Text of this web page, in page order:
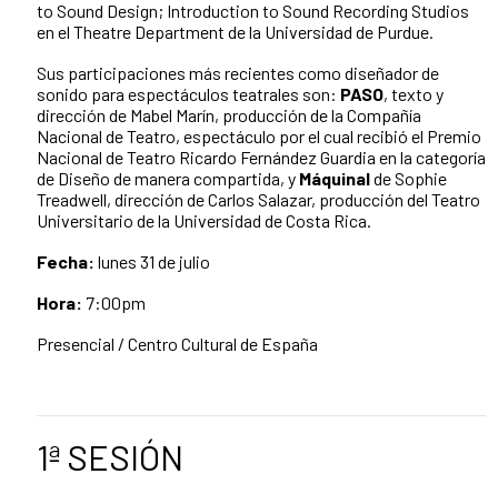
to Sound Design; Introduction to Sound Recording Studios
en el Theatre Department de la Universidad de Purdue.
Sus participaciones más recientes como diseñador de
sonido para espectáculos teatrales son: PASO, texto y
dirección de Mabel Marín, producción de la Compañía
Nacional de Teatro, espectáculo por el cual recibió el Premio
Nacional de Teatro Ricardo Fernández Guardia en la categoría
de Diseño de manera compartida, y Máquinalde Sophie
Treadwell, dirección de Carlos Salazar, producción del Teatro
Universitario de la Universidad de Costa Rica.
Fecha: lunes 31 de julio
Hora: 7:00pm
Presencial / Centro Cultural de España
1ª SESIÓN